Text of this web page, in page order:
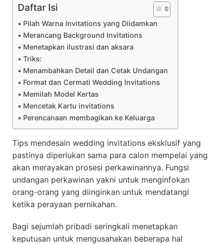
Daftar Isi
Pilah Warna Invitations yang Diidamkan
Merancang Background Invitations
Menetapkan ilustrasi dan aksara
Triks:
Menambahkan Detail dan Cetak Undangan
Format dan Cermati Wedding Invitations
Memilah Model Kertas
Mencetak Kartu invitations
Perencanaan membagikan ke Keluarga
Tips mendesain wedding invitations eksklusif yang
pastinya diperlukan sama para calon mempelai yang
akan merayakan prosesi perkawinannya. Fungsi
undangan perkawinan yakni untuk menginfokan
orang-orang yang diinginkan untuk mendatangi
ketika perayaan pernikahan.
Bagi sejumlah pribadi seringkali menetapkan
keputusan untuk mengusahakan beberapa hal